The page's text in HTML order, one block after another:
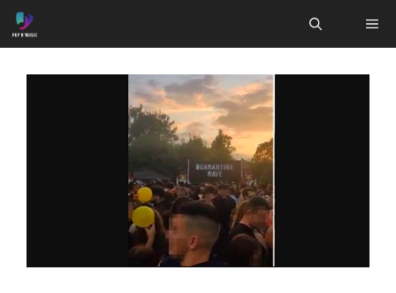
Aller
au